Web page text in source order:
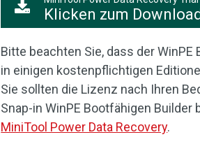
Klicken zum
Bitte beachten Sie, dass der WinPE
in einigen kostenpflichtigen
Sie sollten die Lizenz nach Ihren
Snap-in WinPE Bootfähigen Builder
MiniTool Power Data Recovery.